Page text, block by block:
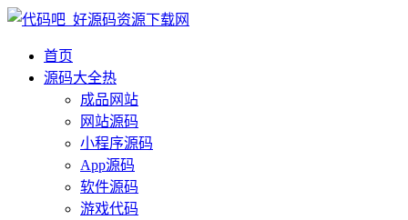
首页
源码大全热
成品网站
网站源码
小程序源码
App源码
软件源码
游戏代码